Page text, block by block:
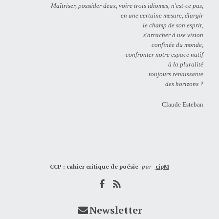
Maïtriser, posséder deux, voire trois idiomes, n'est-ce pas,
en une certaine mesure, élargir
le champ de son esprit,
s'arracher à use vision
confinée du monde,
confronter notre espace natif
à la pluralité
toujours renaissante
des horizons ?
Claude Esteban
CCP : cahier critique de poésie par cipM
Newsletter